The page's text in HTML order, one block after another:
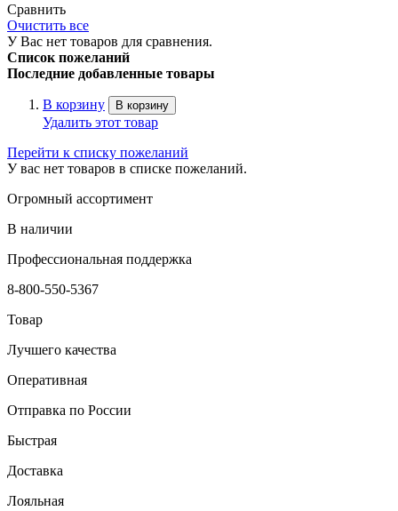
Сравнить
Очистить все
У Вас нет товаров для сравнения.
Список пожеланий
Последние добавленные товары
В корзину В корзину
Удалить этот товар
Перейти к списку пожеланий
У вас нет товаров в списке пожеланий.
Огромный ассортимент
В наличии
Профессиональная поддержка
8-800-550-5367
Товар
Лучшего качества
Оперативная
Отправка по России
Быстрая
Доставка
Лояльная